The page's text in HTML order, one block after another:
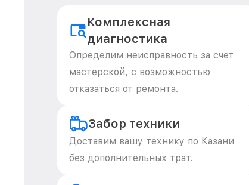
Комплексная
диагностика
Определим неисправность за счет
мастерской, с возможностью
отказаться от ремонта.
Забор техники
Доставим вашу технику по Казани
без дополнительных трат.